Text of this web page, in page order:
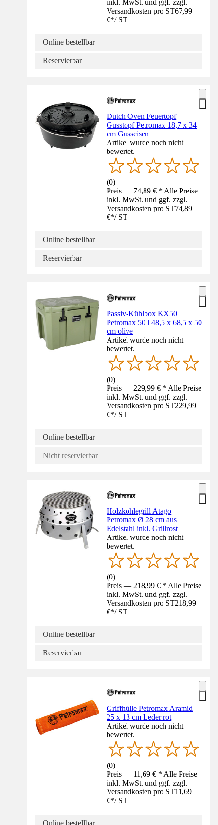
inkl. MwSt. und ggf. zzgl.
Versandkosten pro ST67,99
€*/ ST
Online bestellbar
Reservierbar
Dutch Oven Feuertopf
Gusstopf Petromax 18,7 x 34
cm Gusseisen
Artikel wurde noch nicht
bewertet.
(0)
Preis — 74,89 € * Alle Preise
inkl. MwSt. und ggf. zzgl.
Versandkosten pro ST74,89
€*/ ST
Online bestellbar
Reservierbar
Passiv-Kühlbox KX50
Petromax 50 l 48,5 x 68,5 x 50
cm olive
Artikel wurde noch nicht
bewertet.
(0)
Preis — 229,99 € * Alle Preise
inkl. MwSt. und ggf. zzgl.
Versandkosten pro ST229,99
€*/ ST
Online bestellbar
Nicht reservierbar
Holzkohlegrill Atago
Petromax Ø 28 cm aus
Edelstahl inkl. Grillrost
Artikel wurde noch nicht
bewertet.
(0)
Preis — 218,99 € * Alle Preise
inkl. MwSt. und ggf. zzgl.
Versandkosten pro ST218,99
€*/ ST
Online bestellbar
Reservierbar
Griffhülle Petromax Aramid
25 x 13 cm Leder rot
Artikel wurde noch nicht
bewertet.
(0)
Preis — 11,69 € * Alle Preise
inkl. MwSt. und ggf. zzgl.
Versandkosten pro ST11,69
€*/ ST
Online bestellbar